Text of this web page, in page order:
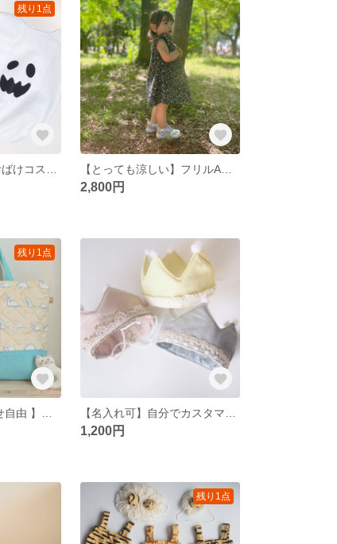
残り1点
2,800円
残り1点
1,200円
残り1点